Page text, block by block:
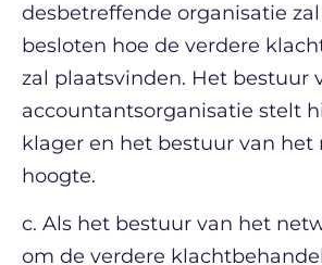
desbetreffende organisatie
besloten hoe de verdere
zal plaatsvinden. Het bestuur
accountantsorganisatie stelt
klager en het bestuur van het
hoogte.
c. Als het bestuur van het
om de verdere